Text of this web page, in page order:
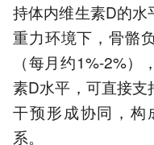
持体内维生素D的
重力环境下，骨骼
（每月约1%-2%
素D水平，可直接
干预形成协同，构
系。